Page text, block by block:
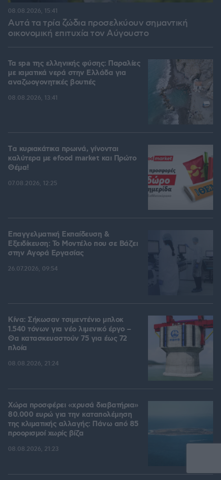
Αυτά τα τρία ζώδια προσελκύουν σημαντική
οικονομική επιτυχία τον Αύγουστο
08.08.2026, 15:41
Τα spa της ελληνικής φύσης: Παραλίες
με ιαματικά νερά στην Ελλάδα για
αναζωογονητικές βουτιές
08.08.2026, 13:41
Tα κυριακάτικα πρωινά, γίνονται
καλύτερα με efood market και Πρώτο
Θέμα!
07.08.2026, 12:25
Επαγγελματική Εκπαίδευση &
Εξειδίκευση: Το Mοντέλο που σε Bάζει
στην Aγορά Eργασίας
26.07.2026, 09:54
Κίνα: Σήκωσαν τσιμεντένιο μπλοκ
1.540 τόνων για νέο λιμενικό έργο –
Θα κατασκευαστούν 75 για έως 72
πλοία
08.08.2026, 21:24
Χώρα προσφέρει «χρυσά διαβατήρια»
80.000 ευρώ για την καταπολέμηση
της κλιματικής αλλαγής: Πάνω από 85
προορισμοί χωρίς βίζα
08.08.2026, 21:23